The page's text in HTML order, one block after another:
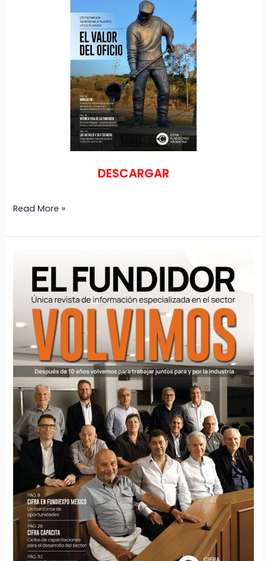
DESCARGAR
Read More »
Fundidor